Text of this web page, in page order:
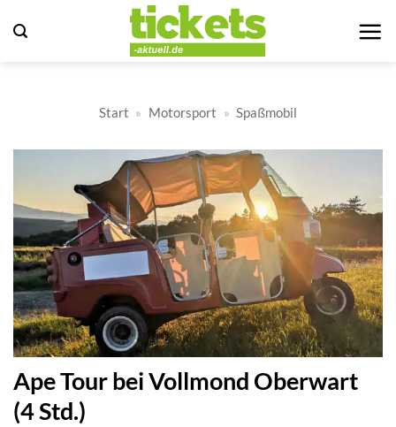
Inhalt
Start » Motorsport » Spaßmobil
Ape Tour bei Vollmond Oberwart
(4 Std.)